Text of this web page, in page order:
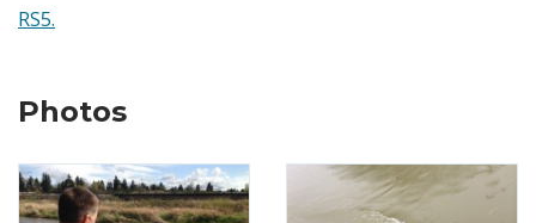
RS5.
Photos